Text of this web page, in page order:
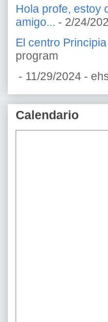
Hola profe, estoy
amigo... - 2/24/
El centro
program
- 11/29/2024 -
Calendario